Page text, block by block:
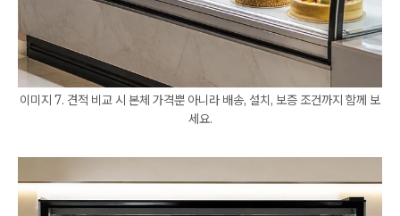
이미지 7. 견적 비교 시 본체 가격뿐 아니라 배송, 설치, 보증 조건까지 함께 보
세요.